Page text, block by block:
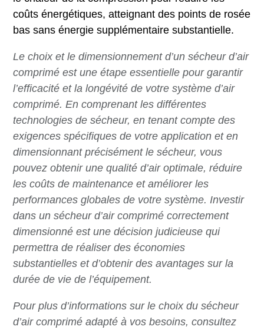
coûts énergétiques, atteignant des points de rosée
bas sans énergie supplémentaire substantielle.
Le choix et le dimensionnement d’un sécheur d’air
comprimé est une étape essentielle pour garantir
l’efficacité et la longévité de votre système d’air
comprimé. En comprenant les différentes
technologies de sécheur, en tenant compte des
exigences spécifiques de votre application et en
dimensionnant précisément le sécheur, vous
pouvez obtenir une qualité d’air optimale, réduire
les coûts de maintenance et améliorer les
performances globales de votre système. Investir
dans un sécheur d’air comprimé correctement
dimensionné est une décision judicieuse qui
permettra de réaliser des économies
substantielles et d’obtenir des avantages sur la
durée de vie de l’équipement.
Pour plus d’informations sur le choix du sécheur
d’air comprimé adapté à vos besoins, consultez